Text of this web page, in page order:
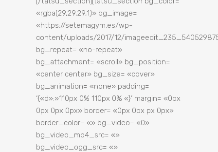
«rgba(29,29,29,1)» bg_image=
«https://setemagym.es/wp-
content/uploads/2017/12/
bg_repeat= «no-repeat»
bg_attachment= «scroll» bg_position=
«center center» bg_size= «cover»
bg_animation= «none» padding=
‘{«d»:»110px 0% 110px 0% «}’ margin= «0px
0px 0px 0px» border= «0px 0px px 0px»
border_color= «» bg_video= «0»
bg_video_mp4_src= «»
bg_video_ogg_src= «»